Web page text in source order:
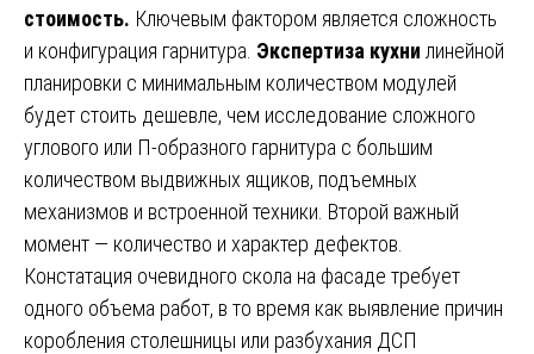
стоимость. Ключевым фактором является сложность
и конфигурация гарнитура. Экспертиза кухни линейной
планировки с минимальным количеством модулей
будет стоить дешевле, чем исследование сложного
углового или П-образного гарнитура с большим
количеством выдвижных ящиков, подъемных
механизмов и встроенной техники. Второй важный
момент — количество и характер дефектов.
Констатация очевидного скола на фасаде требует
одного объема работ, в то время как выявление причин
коробления столешницы или разбухания ДСП